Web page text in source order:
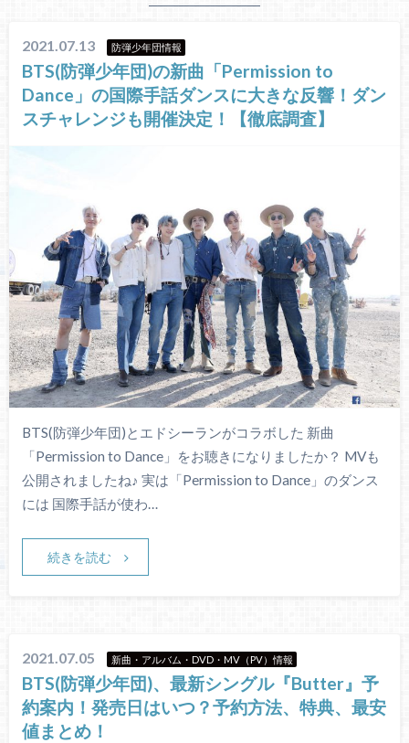
2021.07.13 防弾少年団情報
BTS(防弾少年団)の新曲「Permission to
Dance」の国際手話ダンスに大きな反響！ダン
スチャレンジも開催決定！【徹底調査】
BTS(防弾少年団)とエドシーランがコラボした 新曲
「Permission to Dance」をお聴きになりましたか？ MVも
公開されましたね♪ 実は「Permission to Dance」のダンス
には 国際手話が使わ…
続きを読む
2021.07.05 新曲・アルバム・DVD・MV（PV）情報
BTS(防弾少年団)、最新シングル『Butter』予
約案内！発売日はいつ？予約方法、特典、最安
値まとめ！